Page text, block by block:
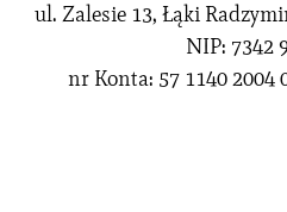
ul. Zalesie 13, Łąki
NIP: 7342
nr Konta: 57 1140 2004